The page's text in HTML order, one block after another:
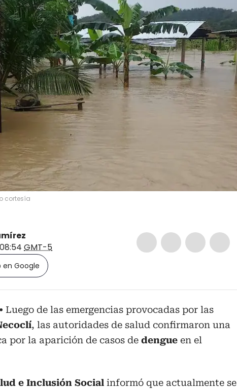
cortesía
GMT-5
en Google
Luego de las emergencias provocadas por las
, las autoridades de salud confirmaron una
por la aparición de casos de dengue en el
e Inclusión Social informó que actualmente se